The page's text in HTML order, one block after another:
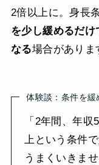
2倍以上に。身長
を少し緩めるだ
なる場合がありま
体験談：条件を緩
「2年間、年
上という条件
うまくいきま